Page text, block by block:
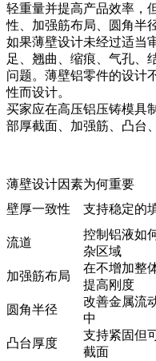
轻重量并提高产品效率，
性、加强筋布局、圆角半
如果薄壁设计未经过适当
足、翘曲、缩痕、气孔、
问题。薄壁铝零件的设计
性而设计。
买家应在高压铝压铸模具
部厚截面、加强筋、凸台
薄壁设计因素为何重要
壁厚一致性
支持稳定的
流道
控制铝液如
杂区域
加强筋布局
在不增加整
提高刚度
圆角半径
改善金属流
中
凸台厚度
支持紧固但
截面